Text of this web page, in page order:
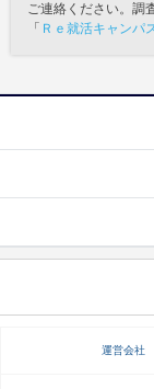
ご連絡ください。調
「 Ｒｅ就活キャン
運営会社